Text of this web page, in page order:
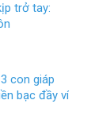
trở tay:
con giáp
bạc đầy ví